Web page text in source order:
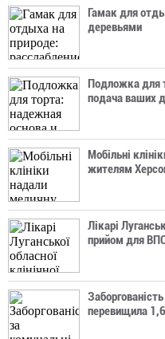
Гамак для
деревьями
Подложка для
подача ваших
Мобільні
жителям
Лікарі
прийом для
перевищила